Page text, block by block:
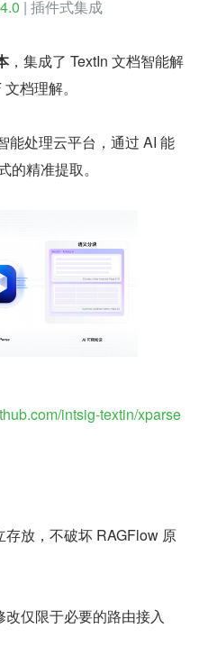
| 插件式集成
​，集成了 TextIn 文档智能解
档理解。
能处理云平台，通过 AI 能
精准提取。
intsig-textin/xparse
放，不破坏 RAGFlow 原
仅限于必要的路由接入